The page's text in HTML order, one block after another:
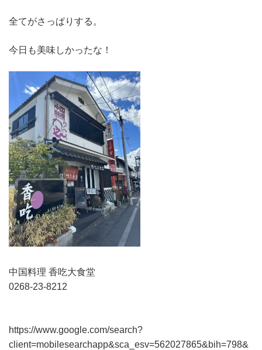
全てがさっぱりする。
今日も美味しかったな！
中国料理 香吃大食堂
0268-23-8212
https://www.google.com/search?
client=mobilesearchapp&sca_esv=562027865&bih=798&